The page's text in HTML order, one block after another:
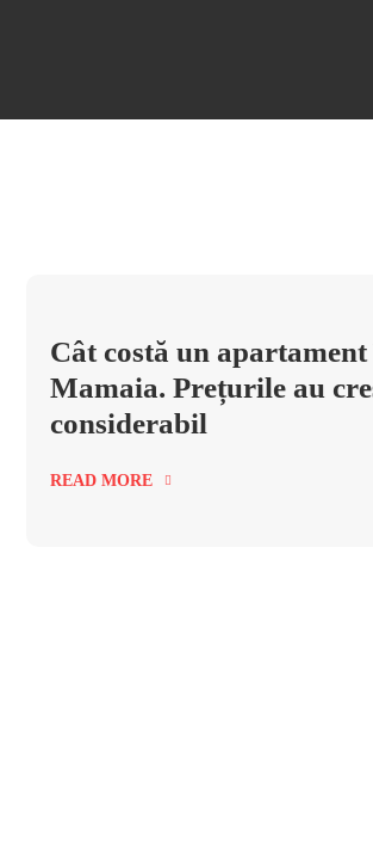
Cât costă un
Mamaia. Prețurile au
considerabil
READ MORE